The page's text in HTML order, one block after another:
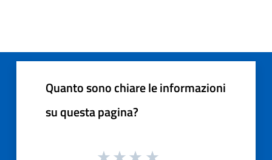
Quanto sono chiare le informazioni
su questa pagina?